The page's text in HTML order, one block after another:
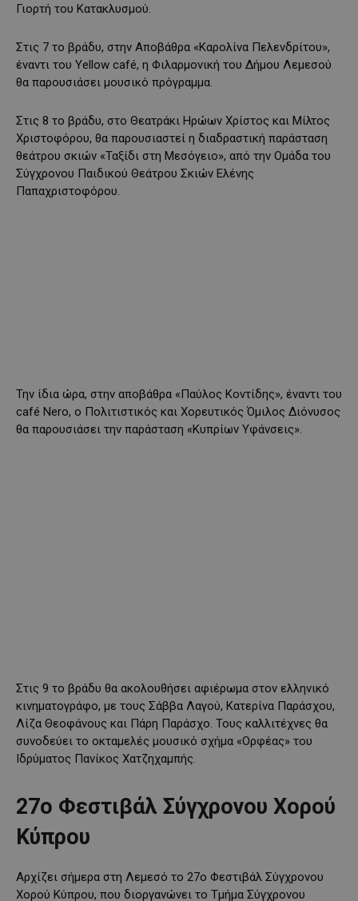
Γιορτή του Κατακλυσμού.
Στις 7 το βράδυ, στην Αποβάθρα «Καρολίνα Πελενδρίτου»,
έναντι του Yellow café, η Φιλαρμονική του Δήμου Λεμεσού
θα παρουσιάσει μουσικό πρόγραμμα.
Στις 8 το βράδυ, στο Θεατράκι Ηρώων Χρίστος και Μίλτος
Χριστοφόρου, θα παρουσιαστεί η διαδραστική παράσταση
θεάτρου σκιών «Ταξίδι στη Μεσόγειο», από την Ομάδα του
Σύγχρονου Παιδικού Θεάτρου Σκιών Ελένης
Παπαχριστοφόρου.
Την ίδια ώρα, στην αποβάθρα «Παύλος Κοντίδης», έναντι του
café Nero, ο Πολιτιστικός και Χορευτικός Όμιλος Διόνυσος
θα παρουσιάσει την παράσταση «Κυπρίων Υφάνσεις».
Στις 9 το βράδυ θα ακολουθήσει αφιέρωμα στον ελληνικό
κινηματογράφο, με τους Σάββα Λαγού, Κατερίνα Παράσχου,
Λίζα Θεοφάνους και Πάρη Παράσχο. Τους καλλιτέχνες θα
συνοδεύει το οκταμελές μουσικό σχήμα «Ορφέας» του
Ιδρύματος Πανίκος Χατζηχαμπής.
27ο Φεστιβάλ Σύγχρονου Χορού
Κύπρου
Αρχίζει σήμερα στη Λεμεσό το 27ο Φεστιβάλ Σύγχρονου
Χορού Κύπρου, που διοργανώνει το Τμήμα Σύγχρονου